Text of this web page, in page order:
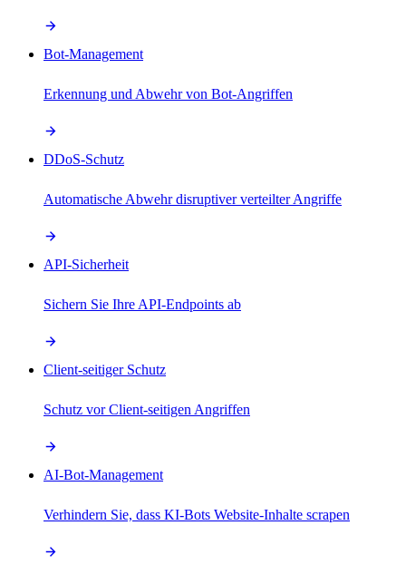
Bot-Management
Erkennung und Abwehr von Bot-Angriffen
DDoS-Schutz
Automatische Abwehr disruptiver verteilter Angriffe
API-Sicherheit
Sichern Sie Ihre API-Endpoints ab
Client-seitiger Schutz
Schutz vor Client-seitigen Angriffen
AI-Bot-Management
Verhindern Sie, dass KI-Bots Website-Inhalte scrapen